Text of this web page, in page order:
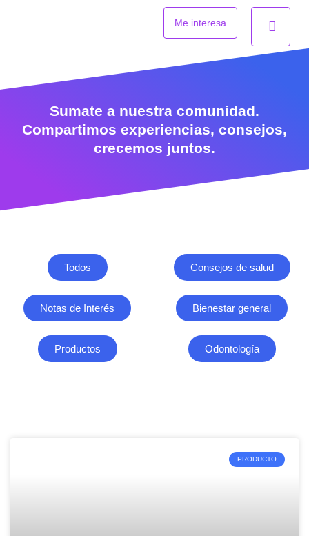
Me interesa
Sumate a nuestra comunidad.
Compartimos experiencias, consejos,
crecemos juntos.
Todos Consejos de salud
Notas de Interés Bienestar general
Productos Odontología
PRODUCTO